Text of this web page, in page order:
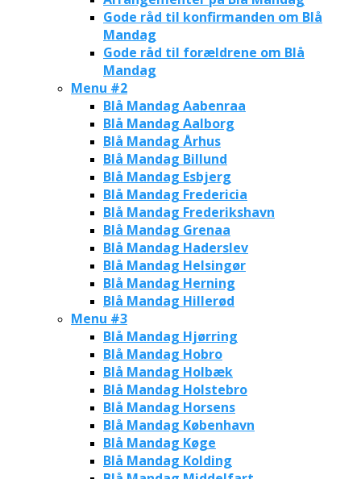
Gode råd til konfirmanden om Blå
Mandag
Gode råd til forældrene om Blå
Mandag
Menu #2
Blå Mandag Aabenraa
Blå Mandag Aalborg
Blå Mandag Århus
Blå Mandag Billund
Blå Mandag Esbjerg
Blå Mandag Fredericia
Blå Mandag Frederikshavn
Blå Mandag Grenaa
Blå Mandag Haderslev
Blå Mandag Helsingør
Blå Mandag Herning
Blå Mandag Hillerød
Menu #3
Blå Mandag Hjørring
Blå Mandag Hobro
Blå Mandag Holbæk
Blå Mandag Holstebro
Blå Mandag Horsens
Blå Mandag København
Blå Mandag Køge
Blå Mandag Kolding